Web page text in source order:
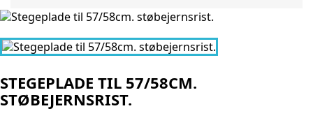
STEGEPLADE TIL 57/58CM.
STØBEJERNSRIST.